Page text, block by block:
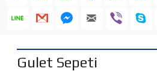
Gulet Sepeti